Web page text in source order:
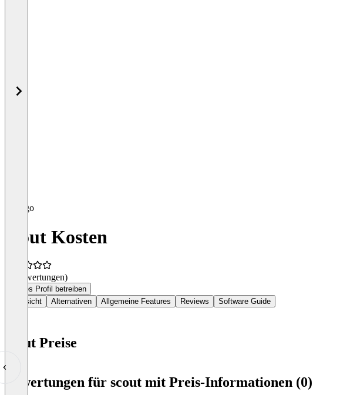
scout Kosten
(0 Bewertungen)
Dieses Profil betreiben
Übersicht
Alternativen Allgemeine Features Reviews Software Guide
scout Preise
Item
Bewertungen für scout mit Preis-Informationen (0)